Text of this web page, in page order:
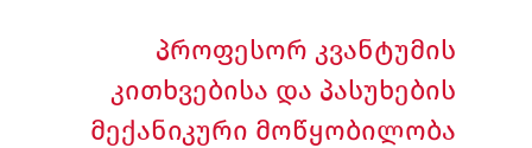
პროფესორ კვანტუმის
კითხვებისა და პასუხების
მექანიკური მოწყობილობა